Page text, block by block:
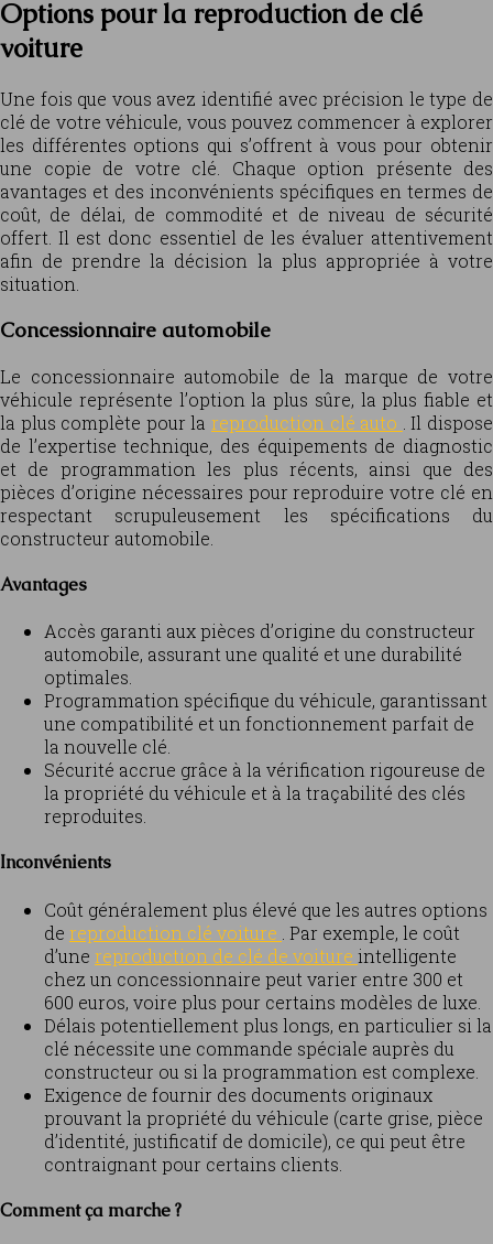
Options pour la reproduction de clé
voiture
Une fois que vous avez identifié avec précision le type de
clé de votre véhicule, vous pouvez commencer à explorer
les différentes options qui s’offrent à vous pour obtenir
une copie de votre clé. Chaque option présente des
avantages et des inconvénients spécifiques en termes de
coût, de délai, de commodité et de niveau de sécurité
offert. Il est donc essentiel de les évaluer attentivement
afin de prendre la décision la plus appropriée à votre
situation.
Concessionnaire automobile
Le concessionnaire automobile de la marque de votre
véhicule représente l’option la plus sûre, la plus fiable et
la plus complète pour la reproduction clé auto
. Il dispose
de l’expertise technique, des équipements de diagnostic
et de programmation les plus récents, ainsi que des
pièces d’origine nécessaires pour reproduire votre clé en
respectant scrupuleusement les spécifications du
constructeur automobile.
Avantages
Accès garanti aux pièces d’origine du constructeur
automobile, assurant une qualité et une durabilité
optimales.
Programmation spécifique du véhicule, garantissant
une compatibilité et un fonctionnement parfait de
la nouvelle clé.
Sécurité accrue grâce à la vérification rigoureuse de
la propriété du véhicule et à la traçabilité des clés
reproduites.
Inconvénients
Coût généralement plus élevé que les autres options
de reproduction clé voiture . Par exemple, le coût
d’une reproduction de clé de voiture intelligente
chez un concessionnaire peut varier entre 300 et
600 euros, voire plus pour certains modèles de luxe.
Délais potentiellement plus longs, en particulier si la
clé nécessite une commande spéciale auprès du
constructeur ou si la programmation est complexe.
Exigence de fournir des documents originaux
prouvant la propriété du véhicule (carte grise, pièce
d’identité, justificatif de domicile), ce qui peut être
contraignant pour certains clients.
Comment ça marche ?